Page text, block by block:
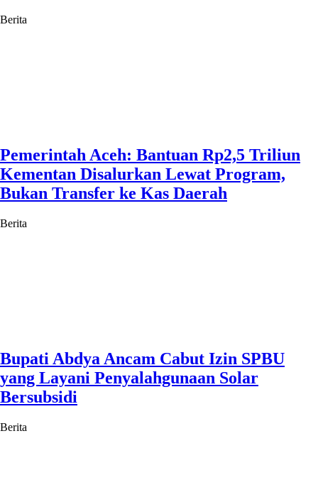
Berita
Pemerintah Aceh: Bantuan Rp2,5 Triliun
Kementan Disalurkan Lewat Program,
Bukan Transfer ke Kas Daerah
Berita
Bupati Abdya Ancam Cabut Izin SPBU
yang Layani Penyalahgunaan Solar
Bersubsidi
Berita